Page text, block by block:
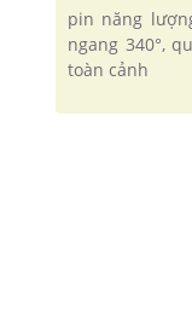
pin năng
ngang 340°,
toàn cảnh